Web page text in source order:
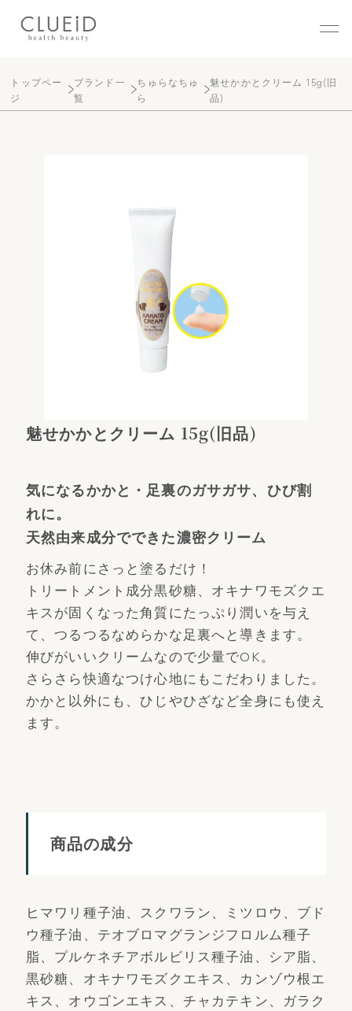
トップペー
ジ
ブランド一
覧
ちゅらなちゅ
ら
魅せかかとクリーム 15g(旧
品)
魅せかかとクリーム 15g(旧品)
気になるかかと・足裏のガサガサ、ひび割
れに。
天然由来成分でできた濃密クリーム
お休み前にさっと塗るだけ！
トリートメント成分黒砂糖、オキナワモズクエ
キスが固くなった角質にたっぷり潤いを与え
て、つるつるなめらかな足裏へと導きます。
伸びがいいクリームなので少量でOK。
さらさら快適なつけ心地にもこだわりました。
かかと以外にも、ひじやひざなど全身にも使え
ます。
商品の成分
ヒマワリ種子油、スクワラン、ミツロウ、ブド
ウ種子油、テオブロマグランジフロルム種子
脂、プルケネチアボルビリス種子油、シア脂、
黒砂糖、オキナワモズクエキス、カンゾウ根エ
キス、オウゴンエキス、チャカテキン、ガラク